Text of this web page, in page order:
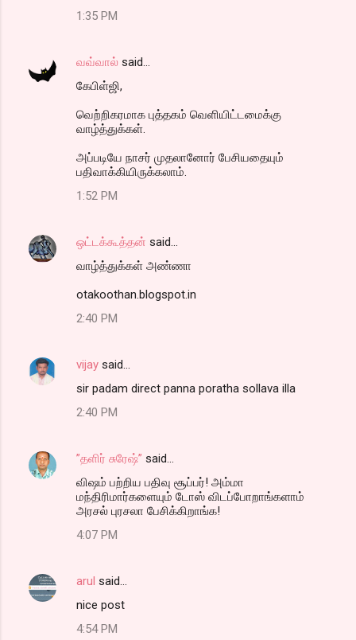
1:35 PM
வவ்வால் said…
கேபிள்ஜி,
வெற்றிகரமாக புத்தகம் வெளியிட்டமைக்கு
வாழ்த்துக்கள்.
அப்படியே நாசர் முதலானோர் பேசியதையும்
பதிவாக்கியிருக்கலாம்.
1:52 PM
ஒட்டக்கூத்தன் said…
வாழ்த்துக்கள் அண்ணா
otakoothan.blogspot.in
2:40 PM
vijay said…
sir padam direct panna poratha sollava illa
2:40 PM
”தளிர் சுரேஷ்” said…
விஷம் பற்றிய பதிவு சூப்பர்! அம்மா
மந்திரிமார்களையும் டோஸ் விடப்போறாங்களாம்
அரசல் புரசலா பேசிக்கிறாங்க!
4:07 PM
arul said…
nice post
4:54 PM